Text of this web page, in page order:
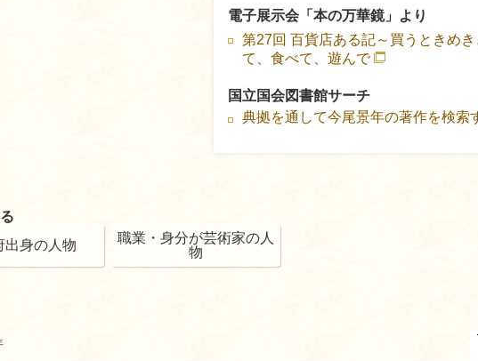
電子展示会「本の万華鏡」より
第27回 百貨店ある記～買うときめ
て、食べて、遊んで
国立国会図書館サーチ
典拠を通して今尾景年の著作を検索
出身の人物
職業・身分が芸術家の人
物